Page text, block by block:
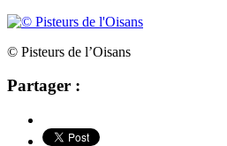
© Pisteurs de l’Oisans
Partager :